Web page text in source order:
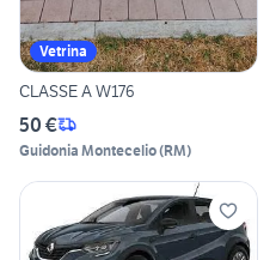
Vetrina
CLASSE A W176
50 €
Guidonia Montecelio(RM)